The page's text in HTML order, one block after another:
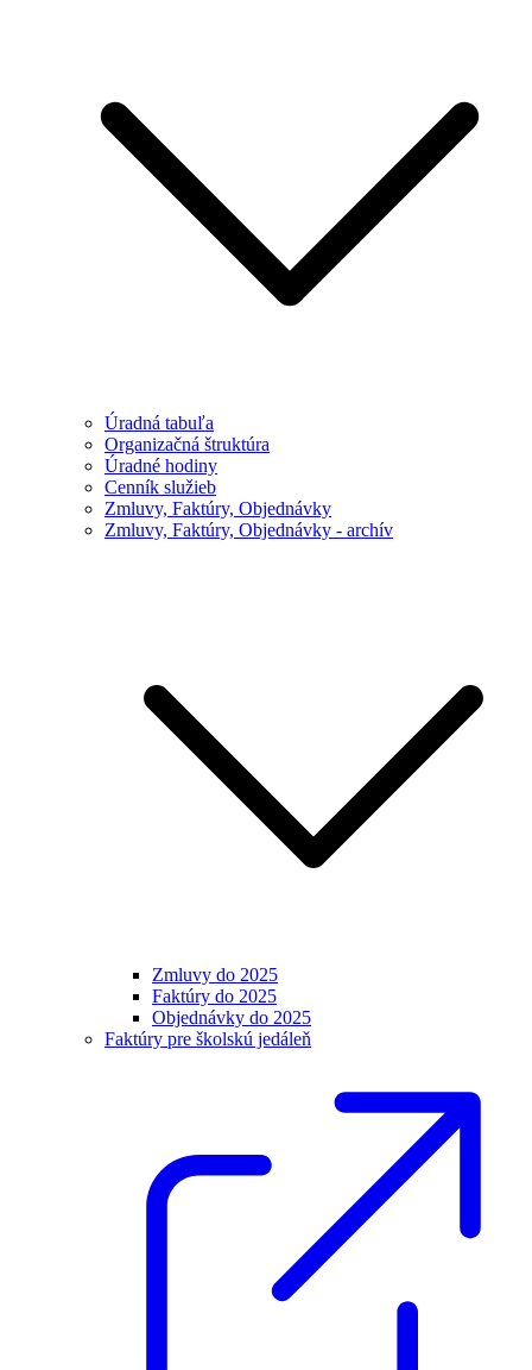
Úradná tabuľa
Organizačná štruktúra
Úradné hodiny
Cenník služieb
Zmluvy, Faktúry, Objednávky
Zmluvy, Faktúry, Objednávky - archív
Zmluvy do 2025
Faktúry do 2025
Objednávky do 2025
Faktúry pre školskú jedáleň